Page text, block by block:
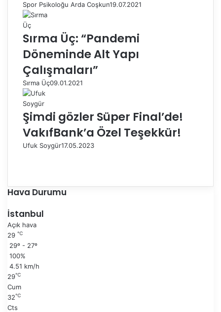
Spor Psikoloğu Arda Coşkun19.07.2021
Sırma Üç: “Pandemi
Döneminde Alt Yapı
Çalışmaları”
Sırma Üç09.01.2021
Şimdi gözler Süper Final’de!
VakıfBank’a Özel Teşekkür!
Ufuk Soygür17.05.2023
e
k
s
a
a
n
k
i
y
f
Hava Durumu
İstanbul
Açık hava
29 ℃
29º - 27º
100%
4.51 km/h
29℃
Cum
32℃
Cts